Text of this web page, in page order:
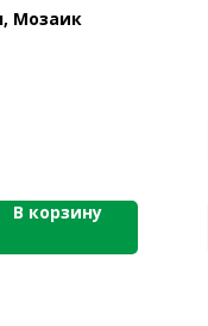
Мозаик
В корзину